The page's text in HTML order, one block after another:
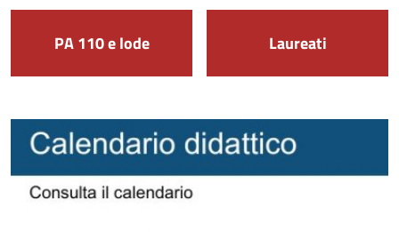
PA 110 e lode Laureati